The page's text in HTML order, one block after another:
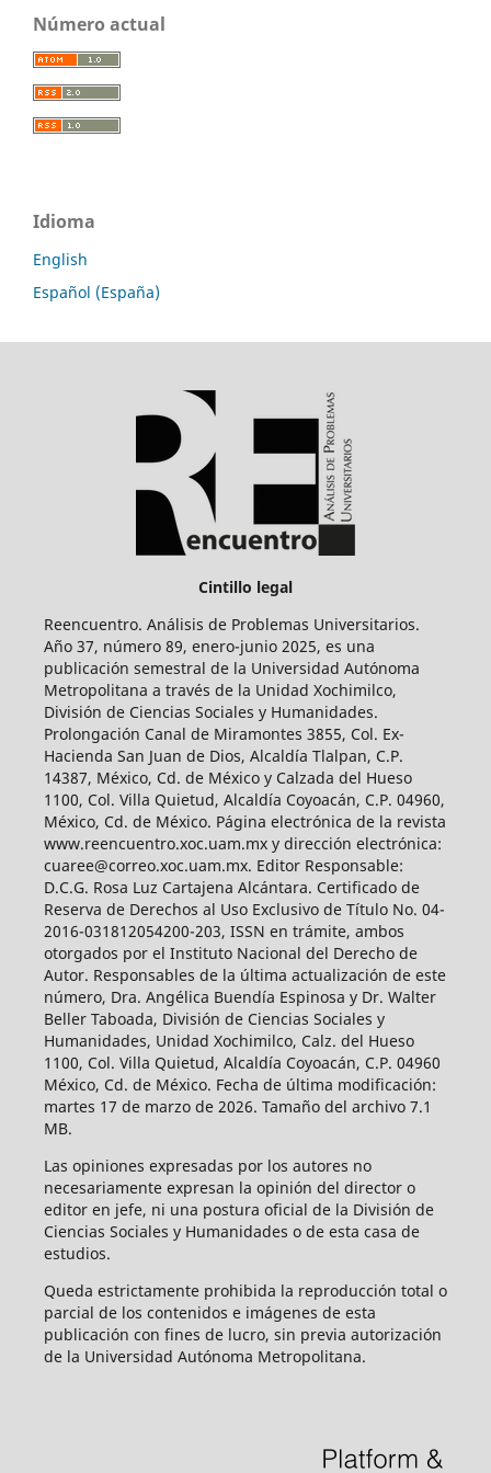
Número actual
Idioma
English
Español (España)
Cintillo legal
Reencuentro. Análisis de Problemas Universitarios.
Año 37, número 89, enero-junio 2025, es una
publicación semestral de la Universidad Autónoma
Metropolitana a través de la Unidad Xochimilco,
División de Ciencias Sociales y Humanidades.
Prolongación Canal de Miramontes 3855, Col. Ex-
Hacienda San Juan de Dios, Alcaldía Tlalpan, C.P.
14387, México, Cd. de México y Calzada del Hueso
1100, Col. Villa Quietud, Alcaldía Coyoacán, C.P. 04960,
México, Cd. de México. Página electrónica de la revista
www.reencuentro.xoc.uam.mx y dirección electrónica:
cuaree@correo.xoc.uam.mx. Editor Responsable:
D.C.G. Rosa Luz Cartajena Alcántara. Certificado de
Reserva de Derechos al Uso Exclusivo de Título No. 04-
2016-031812054200-203, ISSN en trámite, ambos
otorgados por el Instituto Nacional del Derecho de
Autor. Responsables de la última actualización de este
número, Dra. Angélica Buendía Espinosa y Dr. Walter
Beller Taboada, División de Ciencias Sociales y
Humanidades, Unidad Xochimilco, Calz. del Hueso
1100, Col. Villa Quietud, Alcaldía Coyoacán, C.P. 04960
México, Cd. de México. Fecha de última modificación:
martes 17 de marzo de 2026. Tamaño del archivo 7.1
MB.
Las opiniones expresadas por los autores no
necesariamente expresan la opinión del director o
editor en jefe, ni una postura oficial de la División de
Ciencias Sociales y Humanidades o de esta casa de
estudios.
Queda estrictamente prohibida la reproducción total o
parcial de los contenidos e imágenes de esta
publicación con fines de lucro, sin previa autorización
de la Universidad Autónoma Metropolitana.